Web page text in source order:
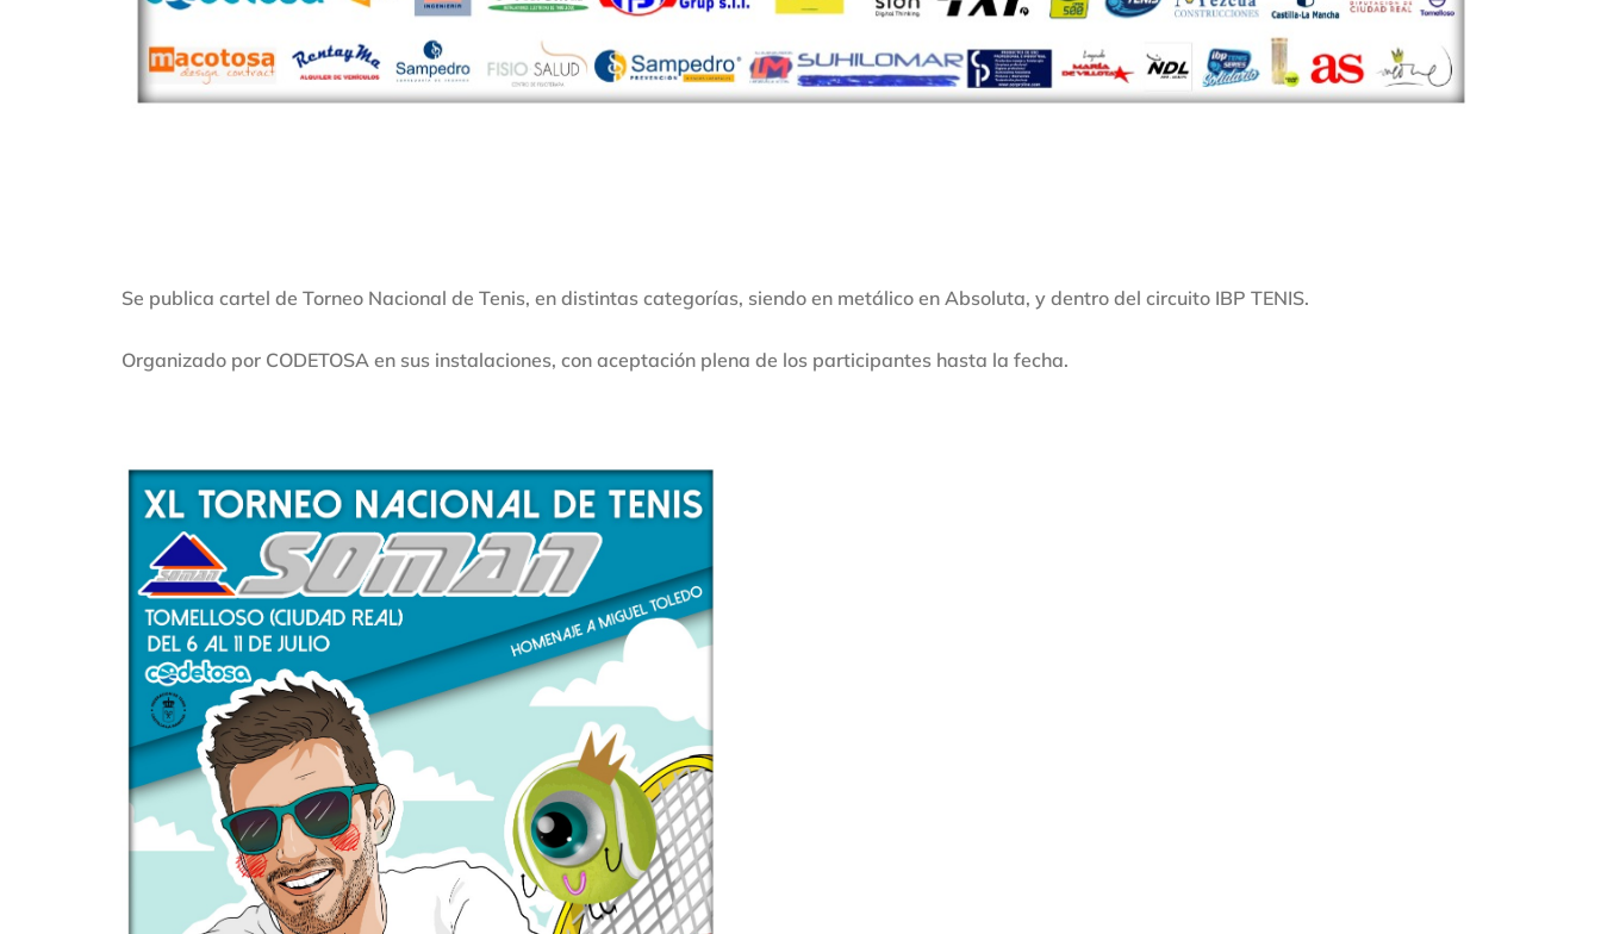
Se publica cartel de Torneo Nacional de Tenis, en distintas categorías, siendo en metálico en Absoluta, y dentro del circuito IBP TENIS.
Organizado por CODETOSA en sus instalaciones, con aceptación plena de los participantes hasta la fecha.